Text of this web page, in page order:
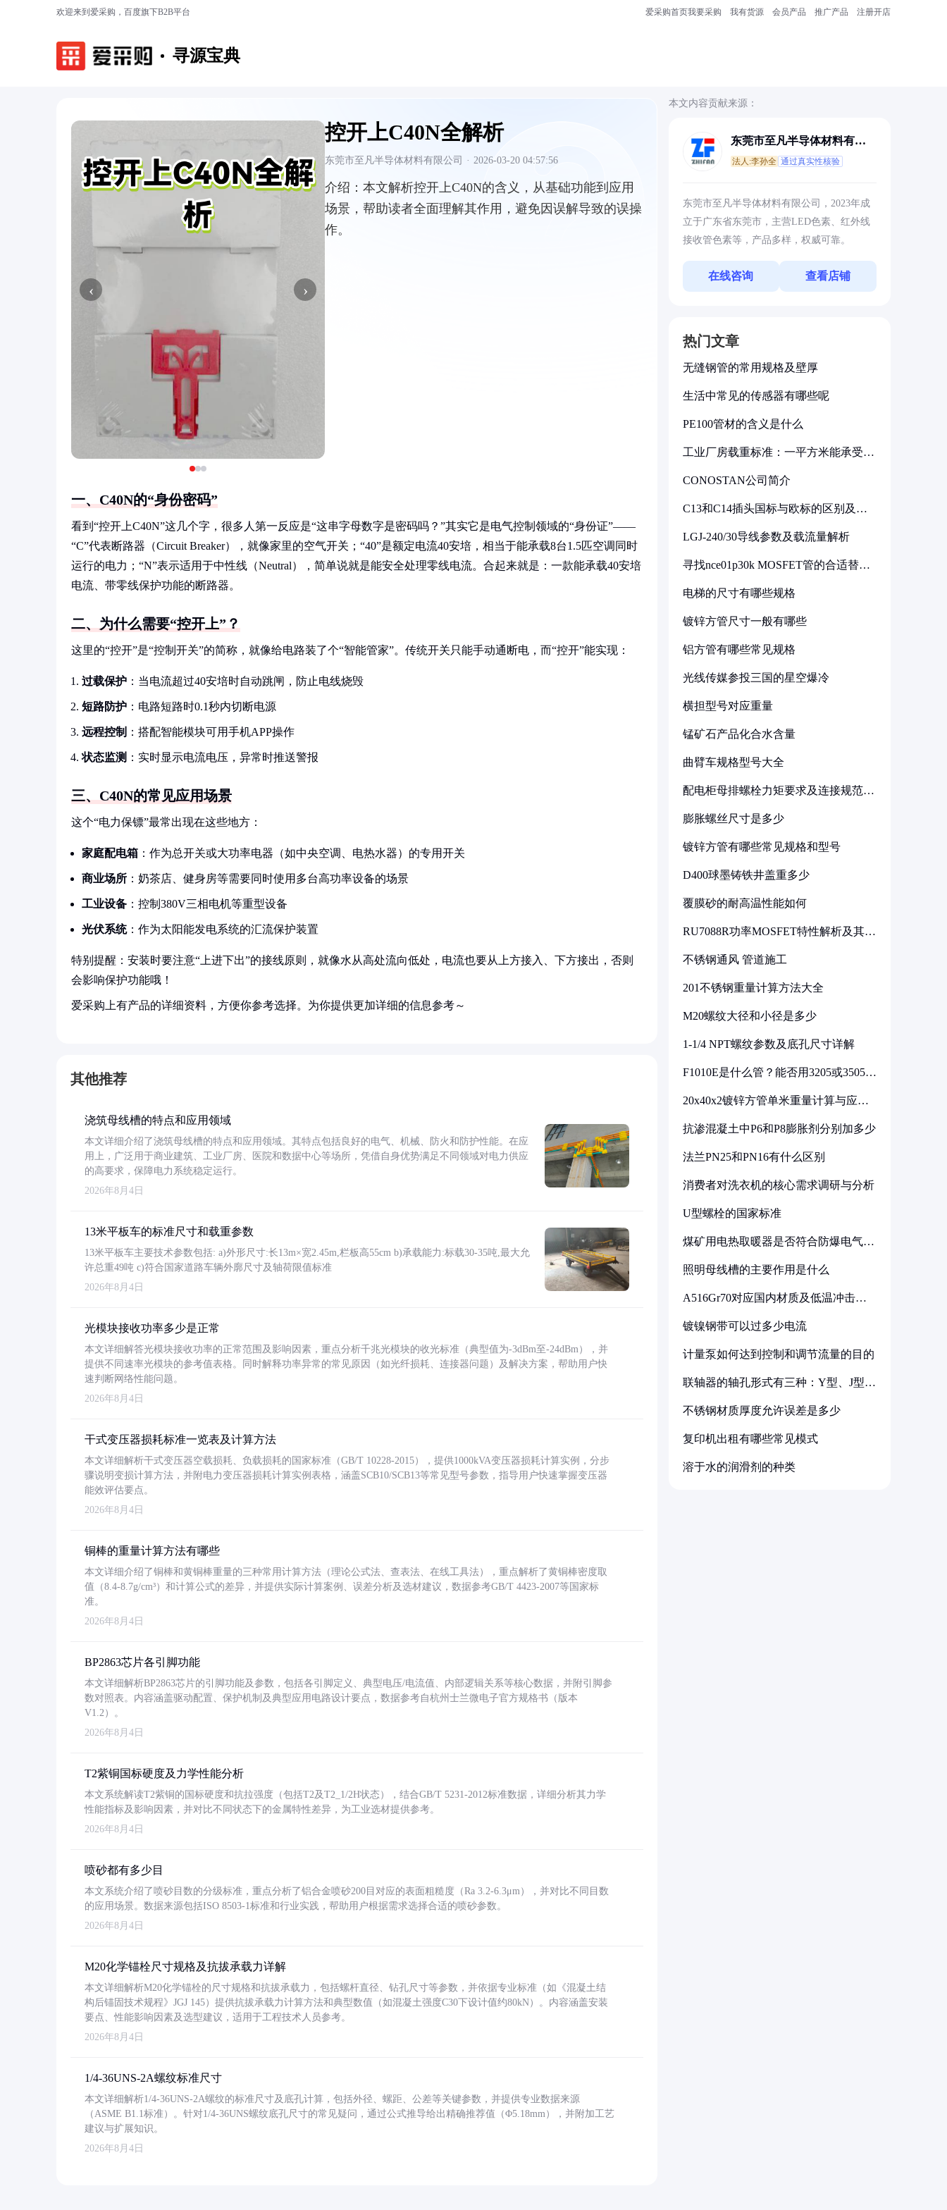
欢迎来到爱采购，百度旗下B2B平台 爱采购首页我要采购 我有货源 会员产品 推广产品 注册开店
寻源宝典
‹ ›
控开上C40N全解析
东莞市至凡半导体材料有限公司 · 2026-03-20 04:57:56
介绍： 本文解析控开上C40N的含义，从基础功能到应用
场景，帮助读者全面理解其作用，避免因误解导致的误操
作。
一、C40N的“身份密码”
看到“控开上C40N”这几个字，很多人第一反应是“这串字母数字是密码吗？”其实它是电气控制领域的“身份证”——
“C”代表断路器（Circuit Breaker），就像家里的空气开关；“40”是额定电流40安培，相当于能承载8台1.5匹空调同时
运行的电力；“N”表示适用于中性线（Neutral），简单说就是能安全处理零线电流。合起来就是：一款能承载40安培
电流、带零线保护功能的断路器。
二、为什么需要“控开上”？
这里的“控开”是“控制开关”的简称，就像给电路装了个“智能管家”。传统开关只能手动通断电，而“控开”能实现：
过载保护 ：当电流超过40安培时自动跳闸，防止电线烧毁
短路防护 ：电路短路时0.1秒内切断电源
远程控制 ：搭配智能模块可用手机APP操作
状态监测 ：实时显示电流电压，异常时推送警报
三、C40N的常见应用场景
这个“电力保镖”最常出现在这些地方：
家庭配电箱 ：作为总开关或大功率电器（如中央空调、电热水器）的专用开关
商业场所 ：奶茶店、健身房等需要同时使用多台高功率设备的场景
工业设备 ：控制380V三相电机等重型设备
光伏系统：作为太阳能发电系统的汇流保护装置
特别提醒：安装时要注意“上进下出”的接线原则，就像水从高处流向低处，电流也要从上方接入、下方接出，否则
会影响保护功能哦！
爱采购上有产品的详细资料，方便你参考选择。为你提供更加详细的信息参考～
其他推荐
浇筑母线槽的特点和应用领域
本文详细介绍了浇筑母线槽的特点和应用领域。其特点包括良好的电气、机械、防火和防护性能。在应
用上，广泛用于商业建筑、工业厂房、医院和数据中心等场所，凭借自身优势满足不同领域对电力供应
的高要求，保障电力系统稳定运行。
2026年8月4日
13米平板车的标准尺寸和载重参数
13米平板车主要技术参数包括: a)外形尺寸:长13m×宽2.45m,栏板高55cm b)承载能力:标载30-35吨,最大允
许总重49吨 c)符合国家道路车辆外廓尺寸及轴荷限值标准
2026年8月4日
光模块接收功率多少是正常
本文详细解答光模块接收功率的正常范围及影响因素，重点分析千兆光模块的收光标准（典型值为-3dBm至-24dBm），并
提供不同速率光模块的参考值表格。同时解释功率异常的常见原因（如光纤损耗、连接器问题）及解决方案，帮助用户快
速判断网络性能问题。
2026年8月4日
干式变压器损耗标准一览表及计算方法
本文详细解析干式变压器空载损耗、负载损耗的国家标准（GB/T 10228-2015），提供1000kVA变压器损耗计算实例，分步
骤说明变损计算方法，并附电力变压器损耗计算实例表格，涵盖SCB10/SCB13等常见型号参数，指导用户快速掌握变压器
能效评估要点。
2026年8月4日
铜棒的重量计算方法有哪些
本文详细介绍了铜棒和黄铜棒重量的三种常用计算方法（理论公式法、查表法、在线工具法），重点解析了黄铜棒密度取
值（8.4-8.7g/cm³）和计算公式的差异，并提供实际计算案例、误差分析及选材建议，数据参考GB/T 4423-2007等国家标
准。
2026年8月4日
BP2863芯片各引脚功能
本文详细解析BP2863芯片的引脚功能及参数，包括各引脚定义、典型电压/电流值、内部逻辑关系等核心数据，并附引脚参
数对照表。内容涵盖驱动配置、保护机制及典型应用电路设计要点，数据参考自杭州士兰微电子官方规格书（版本
V1.2）。
2026年8月4日
T2紫铜国标硬度及力学性能分析
本文系统解读T2紫铜的国标硬度和抗拉强度（包括T2及T2_1/2H状态），结合GB/T 5231-2012标准数据，详细分析其力学
性能指标及影响因素，并对比不同状态下的金属特性差异，为工业选材提供参考。
2026年8月4日
喷砂都有多少目
本文系统介绍了喷砂目数的分级标准，重点分析了铝合金喷砂200目对应的表面粗糙度（Ra 3.2-6.3μm），并对比不同目数
的应用场景。数据来源包括ISO 8503-1标准和行业实践，帮助用户根据需求选择合适的喷砂参数。
2026年8月4日
M20化学锚栓尺寸规格及抗拔承载力详解
本文详细解析M20化学锚栓的尺寸规格和抗拔承载力，包括螺杆直径、钻孔尺寸等参数，并依据专业标准（如《混凝土结
构后锚固技术规程》JGJ 145）提供抗拔承载力计算方法和典型数值（如混凝土强度C30下设计值约80kN）。内容涵盖安装
要点、性能影响因素及选型建议，适用于工程技术人员参考。
2026年8月4日
1/4-36UNS-2A螺纹标准尺寸
本文详细解析1/4-36UNS-2A螺纹的标准尺寸及底孔计算，包括外径、螺距、公差等关键参数，并提供专业数据来源
（ASME B1.1标准）。针对1/4-36UNS螺纹底孔尺寸的常见疑问，通过公式推导给出精确推荐值（Φ5.18mm），并附加工艺
建议与扩展知识。
2026年8月4日
本文内容贡献来源：
东莞市至凡半导体材料有限
法人:李孙全 通过真实性核验
东莞市至凡半导体材料有限公司，2023年成
立于广东省东莞市，主营LED色素、红外线
接收管色素等，产品多样，权威可靠。
在线咨询 查看店铺
热门文章
无缝钢管的常用规格及壁厚
生活中常见的传感器有哪些呢
PE100管材的含义是什么
工业厂房载重标准：一平方米能承受多
CONOSTAN公司简介
C13和C14插头国标与欧标的区别及其
LGJ-240/30导线参数及载流量解析
寻找nce01p30k MOSFET管的合适替代
电梯的尺寸有哪些规格
镀锌方管尺寸一般有哪些
铝方管有哪些常见规格
光线传媒参投三国的星空爆冷
横担型号对应重量
锰矿石产品化合水含量
曲臂车规格型号大全
配电柜母排螺栓力矩要求及连接规范详
膨胀螺丝尺寸是多少
镀锌方管有哪些常见规格和型号
D400球墨铸铁井盖重多少
覆膜砂的耐高温性能如何
RU7088R功率MOSFET特性解析及其在
不锈钢通风 管道施工
201不锈钢重量计算方法大全
M20螺纹大径和小径是多少
1-1/4 NPT螺纹参数及底孔尺寸详解
F1010E是什么管？能否用3205或3505代
20x40x2镀锌方管单米重量计算与应用
抗渗混凝土中P6和P8膨胀剂分别加多少
法兰PN25和PN16有什么区别
消费者对洗衣机的核心需求调研与分析
U型螺栓的国家标准
煤矿用电热取暖器是否符合防爆电气设
照明母线槽的主要作用是什么
A516Gr70对应国内材质及低温冲击要
镀镍钢带可以过多少电流
计量泵如何达到控制和调节流量的目的
联轴器的轴孔形式有三种：Y型、J型、
不锈钢材质厚度允许误差是多少
复印机出租有哪些常见模式
溶于水的润滑剂的种类